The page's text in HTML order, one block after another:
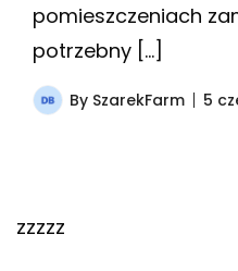
pomieszczeniach
potrzebny […]
By SzarekFarm 5
zzzzz